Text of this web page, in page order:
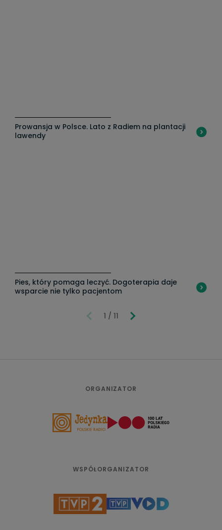
Prowansja w Polsce. Lato z Radiem na plantacji
lawendy
Pies, który pomaga leczyć. Dogoterapia daje
wsparcie nie tylko pacjentom
1 / 11
ORGANIZATOR
WSPÓŁORGANIZATOR